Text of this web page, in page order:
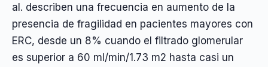
al. describen una frecuencia en aumento de la
presencia de fragilidad en pacientes mayores con
ERC, desde un 8% cuando el filtrado glomerular
es superior a 60 ml/min/1.73 m2 hasta casi un